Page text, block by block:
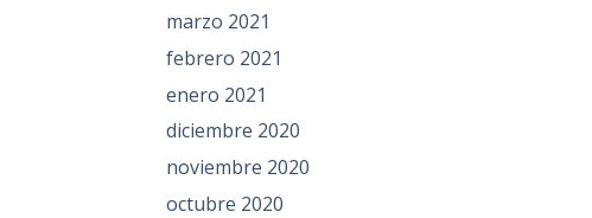
marzo 2021
febrero 2021
enero 2021
diciembre 2020
noviembre 2020
octubre 2020